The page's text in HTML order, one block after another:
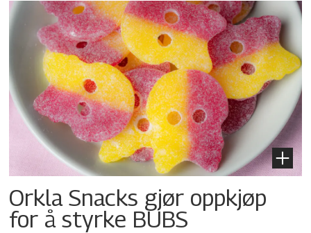
Orkla Snacks gjør oppkjøp
for å styrke BUBS